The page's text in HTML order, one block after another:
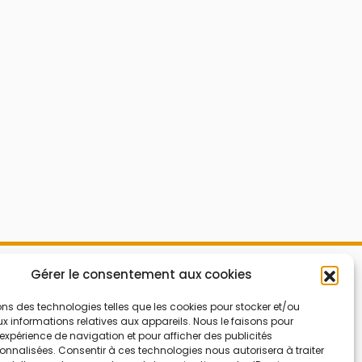
Gérer le consentement aux cookies
des technologies telles que les cookies pour stocker et/ou
informations relatives aux appareils. Nous le faisons pour
de navigation et pour afficher des publicités
Consentir à ces technologies nous autorisera à traiter
Mes Bons
sommes nous
nous
Bonnes affaires
Code réduction
Bons plans
Soldes